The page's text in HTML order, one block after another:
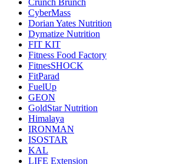
Crunch Brunch
CyberMass
Dorian Yates Nutrition
Dymatize Nutrition
FIT KIT
Fitness Food Factory
FitnesSHOCK
FitParad
FuelUp
GEON
GoldStar Nutrition
Himalaya
IRONMAN
ISOSTAR
KAL
LIFE Extension